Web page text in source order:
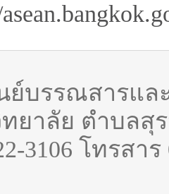
บรรณสารแล
ยาลัย ตำบลสุ
3106 โทรสาร